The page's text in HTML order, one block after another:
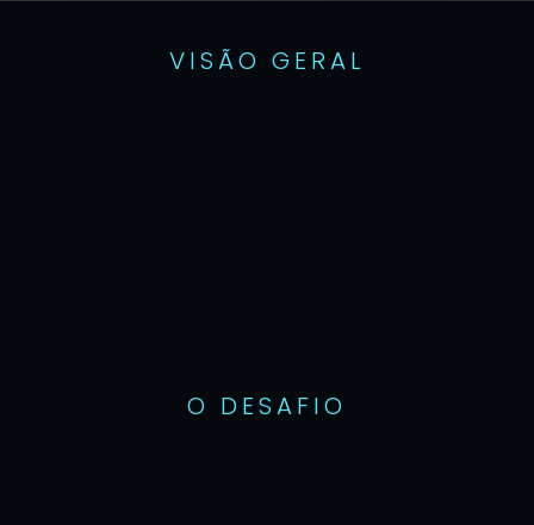
VISÃO GERAL
O DESAFIO